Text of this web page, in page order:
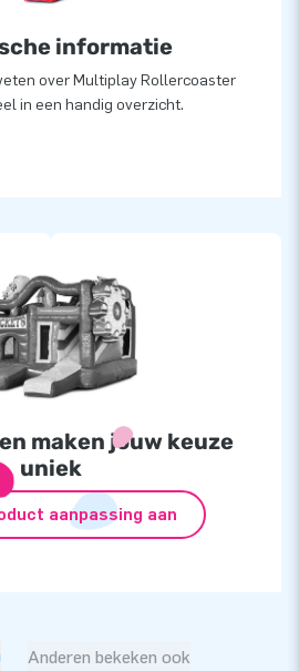
en breid jouw assortiment uit
de aandacht trekt.
informatie
over Multiplay Rollercoaster
in een handig overzicht.
maken jouw keuze
uniek
aanpassing aan
Anderen bekeken ook